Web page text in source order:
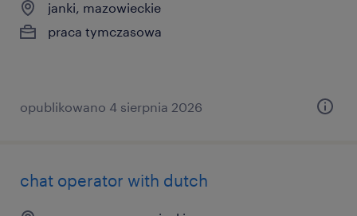
janki, mazowieckie
praca tymczasowa
opublikowano 4 sierpnia 2026
chat operator with dutch